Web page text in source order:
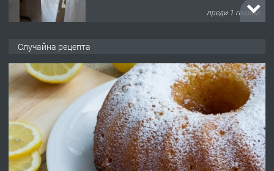
преди 1 година
преди 1 година
ПРЕДЛАГА
Първи поход "По стъпките на Ангел
Войвода"
Случайна рецепта